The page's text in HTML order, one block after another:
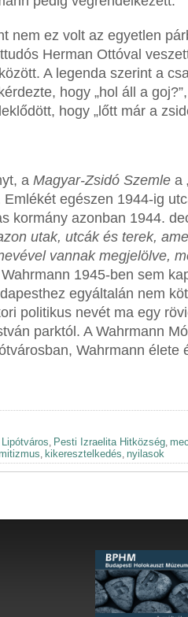
nem ez volt az egyetlen
Herman Ottóval
A legenda szerint a
hogy „hol áll a
hogy „lőtt már a
a Magyar-Zsidó Szemle a
Emlékét egészen 1944-ig
kormány azonban 1944.
utak, utcák és terek,
vannak megjelölve,
Wahrmann 1945-ben sem
egyáltalán nem
politikus nevét ma egy
parktól. A Wahrmann
Wahrmann élete
Lipótváros, Pesti Izraelita Hitközség,
, kikeresztelkedés, nyilasok